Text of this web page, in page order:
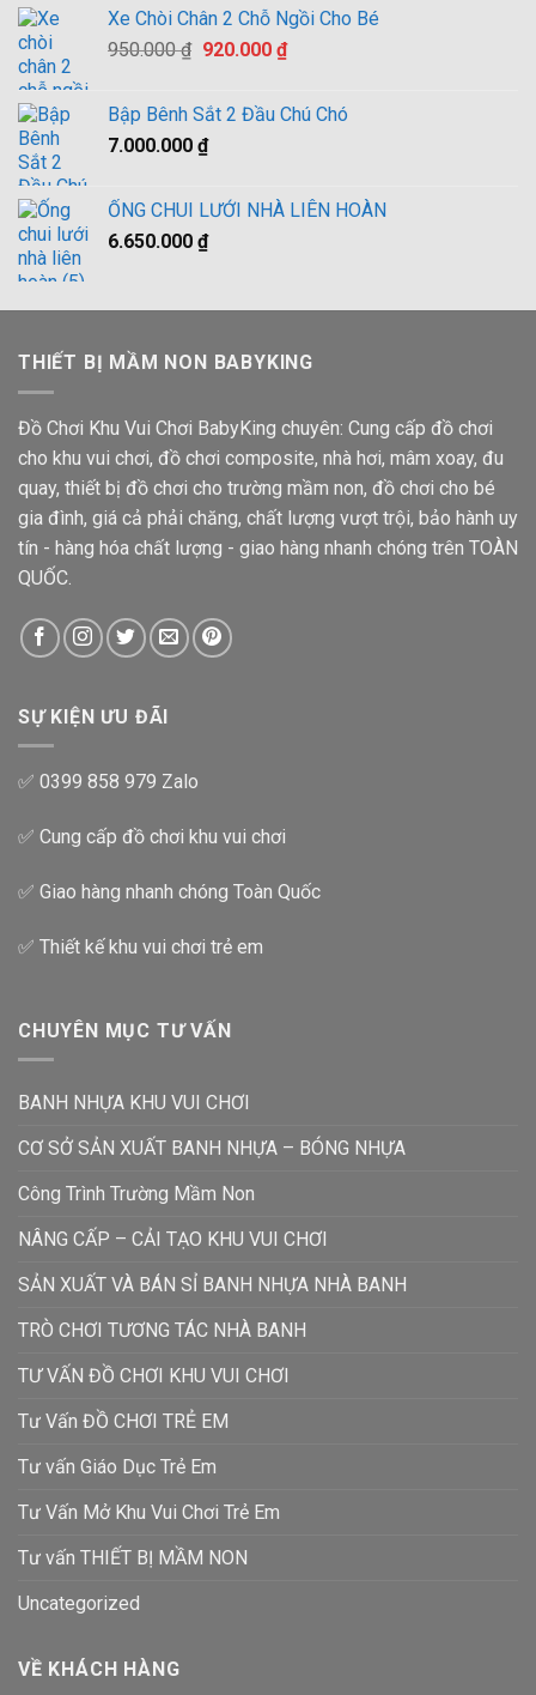
4.005
sao
là:
3.000.000 ₫.
tại
Xe Chòi Chân 2 Chỗ Ngồi Cho Bé
950.000₫ Giá
950.000 ₫.
920.000 ₫Giá
là:
Bập Bênh Sắt 2 Đầu Chú Chó
7.000.000 ₫
ỐNG CHUI LƯỚI NHÀ LIÊN HOÀN
6.650.000 ₫
THIẾT BỊ MẦM NON BABYKING
Đồ Chơi Khu Vui Chơi BabyKing chuyên: Cung cấp đồ chơi
cho khu vui chơi, đồ chơi composite, nhà hơi, mâm xoay, đu
quay, thiết bị đồ chơi cho trường mầm non, đồ chơi cho bé
gia đình, giá cả phải chăng, chất lượng vượt trội, bảo hành uy
tín - hàng hóa chất lượng - giao hàng nhanh chóng trên TOÀN
QUỐC.
SỰ KIỆN ƯU ĐÃI
✅ 0399 858 979 Zalo
✅ Cung cấp đồ chơi khu vui chơi
✅ Giao hàng nhanh chóng Toàn Quốc
✅ Thiết kế khu vui chơi trẻ em
CHUYÊN MỤC TƯ VẤN
BANH NHỰA KHU VUI CHƠI
CƠ SỞ SẢN XUẤT BANH NHỰA – BÓNG NHỰA
Công Trình Trường Mầm Non
NÂNG CẤP – CẢI TẠO KHU VUI CHƠI
SẢN XUẤT VÀ BÁN SỈ BANH NHỰA NHÀ BANH
TRÒ CHƠI TƯƠNG TÁC NHÀ BANH
TƯ VẤN ĐỒ CHƠI KHU VUI CHƠI
Tư Vấn ĐỒ CHƠI TRẺ EM
Tư vấn Giáo Dục Trẻ Em
Tư Vấn Mở Khu Vui Chơi Trẻ Em
Tư vấn THIẾT BỊ MẦM NON
Uncategorized
VỀ KHÁCH HÀNG